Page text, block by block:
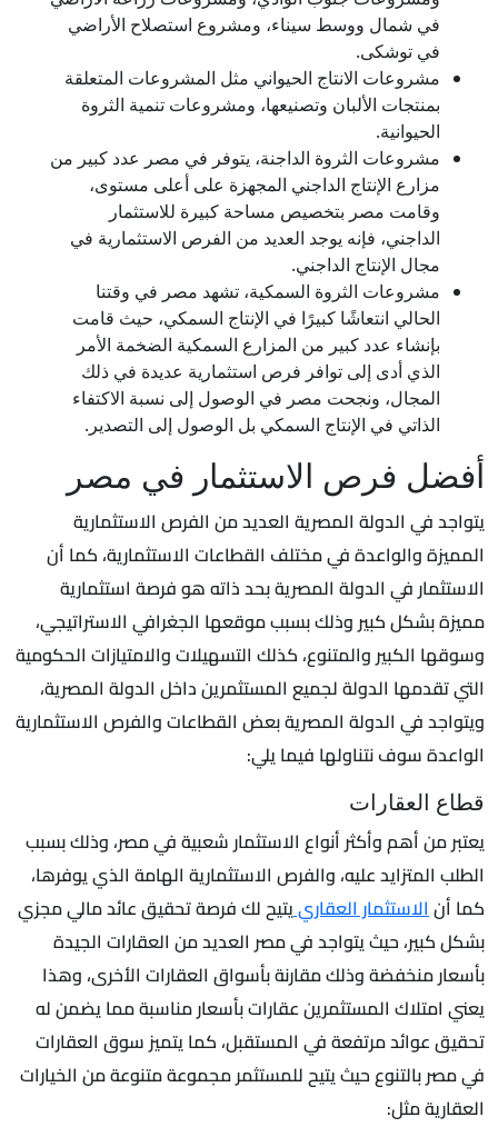
في شمال ووسط سيناء، ومشروع استصلاح الأراضي
في توشكى.
مشروعات الانتاج الحيواني مثل المشروعات المتعلقة
بمنتجات الألبان وتصنيعها، ومشروعات تنمية الثروة
الحيوانية.
مشروعات الثروة الداجنة، يتوفر في مصر عدد كبير من
مزارع الإنتاج الداجني المجهزة على أعلى مستوى،
وقامت مصر بتخصيص مساحة كبيرة للاستثمار
الداجني، فإنه يوجد العديد من الفرص الاستثمارية في
مجال الإنتاج الداجني.
مشروعات الثروة السمكية، تشهد مصر في وقتنا
الحالي انتعاشًا كبيرًا في الإنتاج السمكي، حيث قامت
بإنشاء عدد كبير من المزارع السمكية الضخمة الأمر
الذي أدى إلى توافر فرص استثمارية عديدة في ذلك
المجال، ونجحت مصر في الوصول إلى نسبة الاكتفاء
الذاتي في الإنتاج السمكي بل الوصول إلى التصدير.
أفضل فرص الاستثمار في مصر
يتواجد في الدولة المصرية العديد من الفرص الاستثمارية
المميزة والواعدة في مختلف القطاعات الاستثمارية، كما أن
الاستثمار في الدولة المصرية بحد ذاته هو فرصة استثمارية
مميزة بشكل كبير وذلك بسبب موقعها الجغرافي الاستراتيجي،
وسوقها الكبير والمتنوع، كذلك التسهيلات والامتيازات الحكومية
التي تقدمها الدولة لجميع المستثمرين داخل الدولة المصرية،
ويتواجد في الدولة المصرية بعض القطاعات والفرص الاستثمارية
الواعدة سوف نتناولها فيما يلي:
قطاع العقارات
يعتبر من أهم وأكثر أنواع الاستثمار شعبية في مصر، وذلك بسبب
الطلب المتزايد عليه، والفرص الاستثمارية الهامة الذي يوفرها،
كما أنالاستثمار العقارييتيح لك فرصة تحقيق عائد مالي مجزي
بشكل كبير، حيث يتواجد في مصر العديد من العقارات الجيدة
بأسعار منخفضة وذلك مقارنة بأسواق العقارات الأخرى، وهذا
يعني امتلاك المستثمرين عقارات بأسعار مناسبة مما يضمن له
تحقيق عوائد مرتفعة في المستقبل، كما يتميز سوق العقارات
في مصر بالتنوع حيث يتيح للمستثمر مجموعة متنوعة من الخيارات
العقارية مثل: